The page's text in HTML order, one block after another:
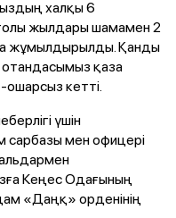
халқы 6
жылдары шамамен 2
жұмылдырылды. Қанды
қаза
кетті.
үшін
мен офицері
Кеңес Одағының
«Даңқ» орденінің